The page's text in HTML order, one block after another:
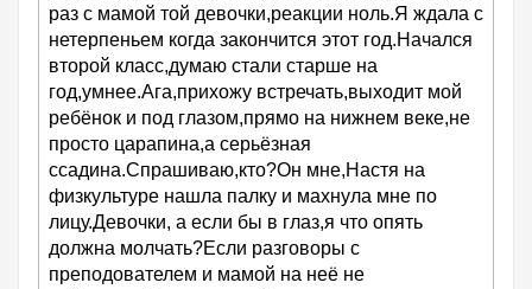
раз с мамой той девочки,реакции ноль.Я ждала с
нетерпеньем когда закончится этот год.Начался
второй класс,думаю стали старше на
год,умнее.Ага,прихожу встречать,выходит мой
ребёнок и под глазом,прямо на нижнем веке,не
просто царапина,а серьёзная
ссадина.Спрашиваю,кто?Он мне,Настя на
физкультуре нашла палку и махнула мне по
лицу.Девочки, а если бы в глаз,я что опять
должна молчать?Если разговоры с
преподователем и мамой на неё не